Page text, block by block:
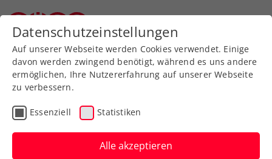
Zurück zur Newsübersicht
WTA
ÖTV-Trio sagt für Upper
Austria Ladies Linz zu
Datenschutzeinstellungen
Auf unserer Webseite werden Cookies verwendet. Einige
davon werden zwingend benötigt, während es uns andere
ermöglichen, Ihre Nutzererfahrung auf unserer Webseite
zu verbessern.
Essenziell Statistiken
Alle akzeptieren